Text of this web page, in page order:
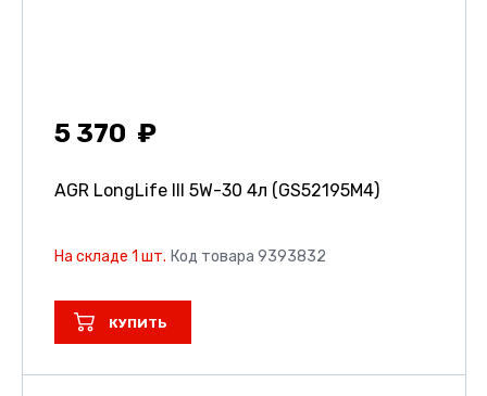
5 370
AGR LongLife III 5W-30 4л (GS52195M4)
На складе 1 шт. Код товара 9393832
КУПИТЬ